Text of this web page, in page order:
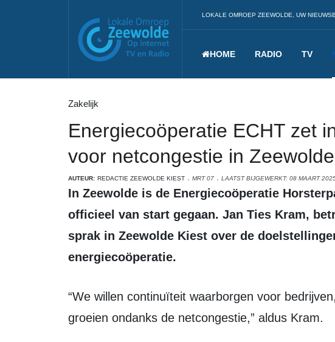
LOKALE OMROEP ZEEWOLDE, UW
HOME RADIO TV
Zakelijk
Energiecoöperatie ECHT zet
voor netcongestie in Zeewolde
AUTEUR: REDACTIE ZEEWOLDE KIEST MRT 07 LAATST BIJGEWERKT: 08 MAART
In Zeewolde is de Energiecoöperatie Horsterparc Trekkersveld (ECHT)
officieel van start gegaan. Jan Ties Kram,
sprak in Zeewolde Kiest over de
energiecoöperatie.
“We willen continuïteit waarborgen voor bedrijven, zodat zij kunnen blijven
groeien ondanks de netcongestie,” aldus Kram.